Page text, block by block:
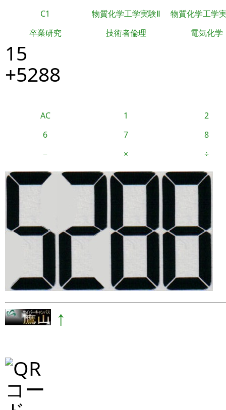
C1 物質化学工学実験Ⅱ
物質化学工学
卒業研究
技術者倫理 電気化学
15
+5288
AC 1
2
6
7
8
−
× ÷
↑